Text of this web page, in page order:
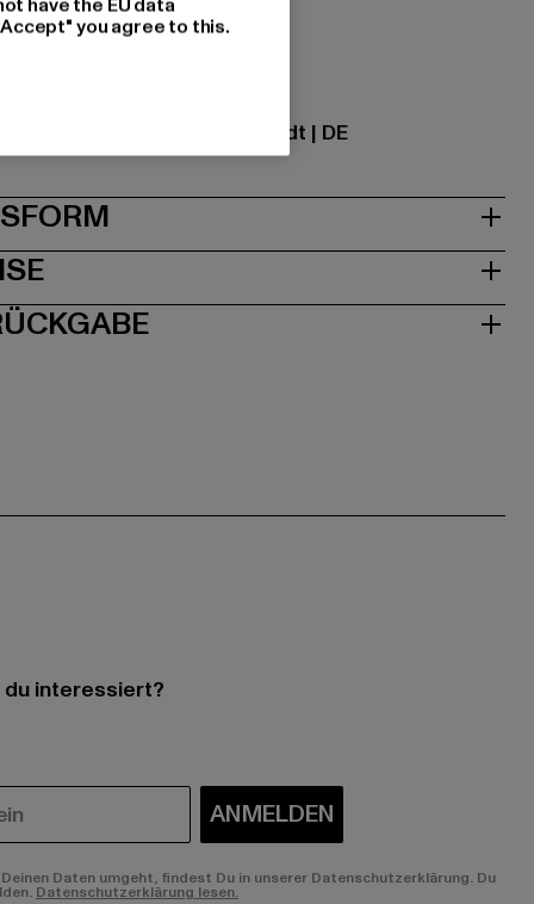
100% Polyester
GmbH |
7 | 64372 Ober-Ramstadt | DE
PASSFORM
interessiert?
ANMELDEN
Daten umgeht, findest Du in unserer Datenschutzerklärung. Du
Datenschutzerklärung lesen.
you agree to this.